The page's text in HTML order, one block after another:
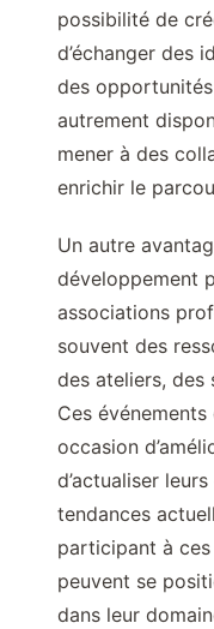
possibilité de
d’échanger des
des
autrement
mener à des
enrichir le
Un autre
développement
associations
souvent des
des ateliers, des
Ces
occasion
d’actualiser
tendances
participant à
peuvent se
dans leur